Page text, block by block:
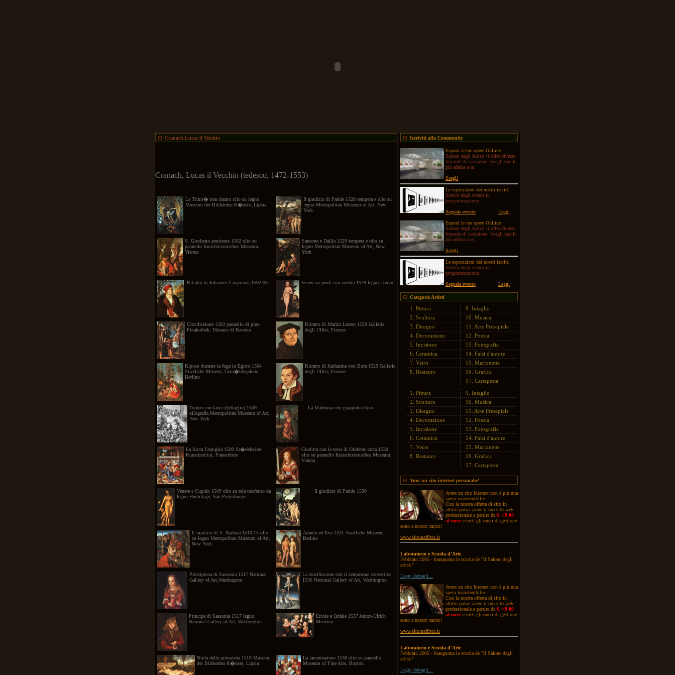
Cranach Lucas il Vecchio
Cranach, Lucas il Vecchio (tedesco, 1472-1553)
La Trinit� non datato olio su legno
Museum der Bildenden K�nste, Lipsia
Il giudizio di Paride 1528 tempera e olio su
legno Metropolitan Museum of Art, New
York
S. Girolamo penitente 1502 olio su
pannello Kunsthistorisches Museum,
Vienna
Sansone e Dalila 1529 tempera e olio su
legno Metropolitan Museum of Art, New
York
Ritratto di Johannes Cuspinian 1502-03 Venere in piedi con veduta 1529 legno Louvre
Crocifissione 1503 pannello di pino
Pinakothek, Monaco di Baviera
Ritratto di Martin Lutero 1529 Galleria
degli Uffizi, Firenze
Riposo durante la fuga in Egitto 1504
Staatliche Museen, Gem�ldegalerie,
Berlino
Ritratto di Katharina von Bora 1529 Galleria
degli Uffizi, Firenze
Torneo con lance (dettaglio) 1509
xilografia Metropolitan Museum of Art,
New York
La Madonna con grappolo d'uva
La Sacra Famiglia 1509 St�delaches
Kunstinstitut, Francoforte
Giuditta con la testa di Oloferne circa 1530
olio su pannello Kunsthistorisches Museum,
Vienna
Venere e Cupido 1509 olio su tela trasferito da
legno Hermitage, San Pietroburgo
Il giudizio di Paride 1530
Il martirio di S. Barbara 1510-15 olio
su legno Metropolitan Museum of Art,
New York
Adamo ed Eva 1531 Staatliche Museen,
Berlino
Principessa di Sassonia 1517 National
Gallery of Art,Washington
La crocifissione con il centurione convertito
1536 National Gallery of Art, Washington
Principe di Sassonia 1517 legno
National Gallery of Art, Washington
Ercole e Onfale 1537 Anton-Ulrich
Museum
Ninfa della primavera 1518 Museum
der Bildenden K�nste, Lipsia
La lamentazione 1538 olio su pannello
Museum of Fine Arts, Boston
Iscriviti alla Community
Esponi le tue opere OnLine
Salone degli Artisti ti offre diverse
formule di iscrizione. Scegli quella
più adatta a te.
Scegli
Le esposizioni dei nostri iscritti
Elenco degli eventi in
programmazione.
Segnala evento
Leggi
Esponi le tue opere OnLine
Salone degli Artisti ti offre diverse
formule di iscrizione. Scegli quella
più adatta a te.
Scegli
Le esposizioni dei nostri iscritti
Elenco degli eventi in
programmazione.
Segnala evento
Leggi
Categorie Artisti
1. Pittura 9. Intaglio
2. Scultura 10. Musica
3. Disegno 11. Arte Presepiale
4. Decorazione 12. Poesia
5. Incisione 13. Fotografia
6. Ceramica 14. Falsi d'autore
7. Vetro 15. Marionette
8. Restauro 16. Grafica
17. Cartapesta
1. Pittura 9. Intaglio
2. Scultura 10. Musica
3. Disegno 11. Arte Presepiale
4. Decorazione 12. Poesia
5. Incisione 13. Fotografia
6. Ceramica 14. Falsi d'autore
7. Vetro 15. Marionette
8. Restauro 16. Grafica
17. Cartapesta
Vuoi un sito internet personale?
Avere un sito Internet non è più una
spesa insostenibilie.
Con la nostra offerta di sito in
affitto potrai avere il tuo sito web
professionale a partire da €. 49,00
al mesee tutti gli oneri di gestione
sono a nostro carico!
www.sitoinaffitto.it
Laboratorio e Scuola d'Arte
Febbraio 2005 - Inaugurata la scuola de "Il Salone degli
artisti"
Leggi dettagli...
Avere un sito Internet non è più una
spesa insostenibilie.
Con la nostra offerta di sito in
affitto potrai avere il tuo sito web
professionale a partire da €. 49,00
al mesee tutti gli oneri di gestione
sono a nostro carico!
www.sitoinaffitto.it
Laboratorio e Scuola d'Arte
Febbraio 2005 - Inaugurata la scuola de "Il Salone degli
artisti"
Leggi dettagli...